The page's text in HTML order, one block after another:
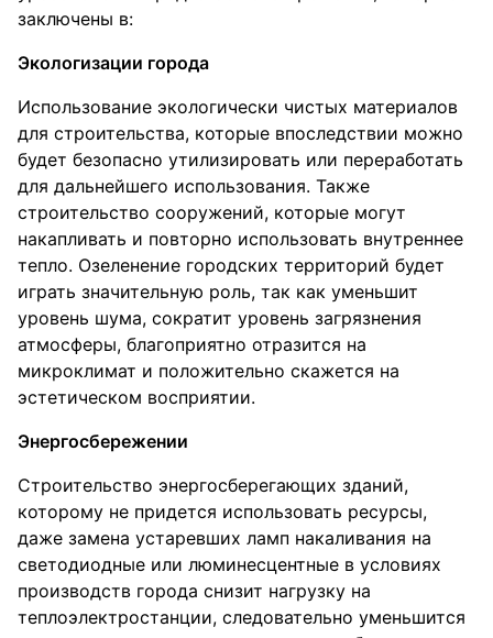
заключены в:
Экологизации города
Использование экологически чистых материалов
для строительства, которые впоследствии можно
будет безопасно утилизировать или переработать
для дальнейшего использования. Также
строительство сооружений, которые могут
накапливать и повторно использовать внутреннее
тепло. Озеленение городских территорий будет
играть значительную роль, так как уменьшит
уровень шума, сократит уровень загрязнения
атмосферы, благоприятно отразится на
микроклимат и положительно скажется на
эстетическом восприятии.
Энергосбережении
Строительство энергосберегающих зданий,
которому не придется использовать ресурсы,
даже замена устаревших ламп накаливания на
светодиодные или люминесцентные в условиях
производств города снизит нагрузку на
теплоэлектростанции, следовательно уменьшится